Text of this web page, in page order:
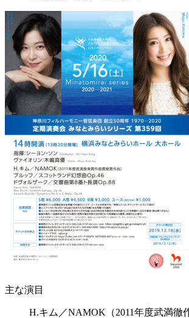
主な演目
H.キム／NAMOK（2011年度武満徹